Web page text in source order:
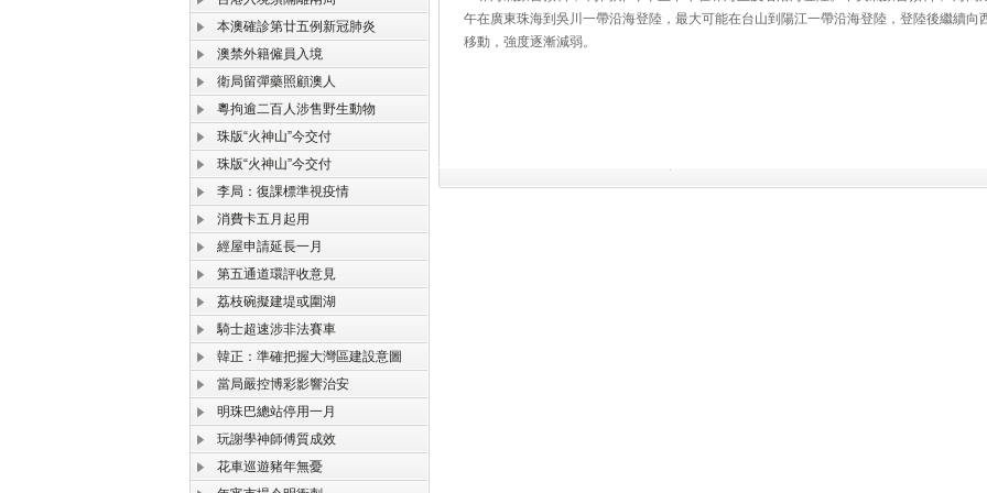
本澳確診第廿五例新冠肺炎
澳禁外籍僱員入境
衛局留彈藥照顧澳人
粵拘逾二百人涉售野生動物
珠版“火神山”今交付
珠版“火神山”今交付
李局：復課標準視疫情
消費卡五月起用
經屋申請延長一月
第五通道環評收意見
荔枝碗擬建堤或圍湖
騎士超速涉非法賽車
韓正：準確把握大灣區建設意圖
當局嚴控博彩影響治安
明珠巴總站停用一月
玩謝學神師傅質成效
花車巡遊豬年無憂
午在廣東珠海到吳川一帶沿海登陸，最大可能在台山到陽江一帶沿海登陸，登陸後繼續向
移動，強度逐漸減弱。